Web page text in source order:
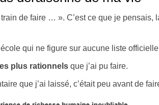
de faire … ». C’est ce que je pensais,
qui ne figure sur aucune liste
les plus rationnels que j’ai pu faire.
que j’ai laissé, c’était peu avant de